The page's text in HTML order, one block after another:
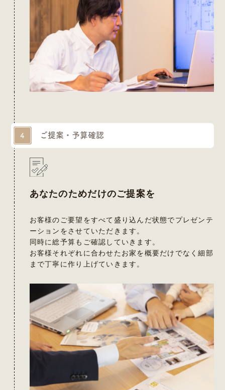
4 ご提案・予算確認
あなたのためだけのご提案を
お客様のご要望をすべて盛り込んだ状態でプレゼンテ
ーションをさせていただきます。
同時に総予算もご確認していきます。
お客様それぞれに合わせたお家を概要だけでなく細部
まで丁寧に作り上げていきます。